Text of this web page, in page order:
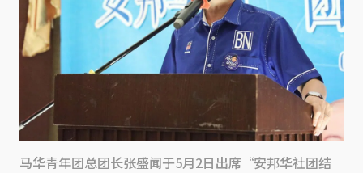
马华青年团总团长张盛闻于5月2日出席“安邦华社团结